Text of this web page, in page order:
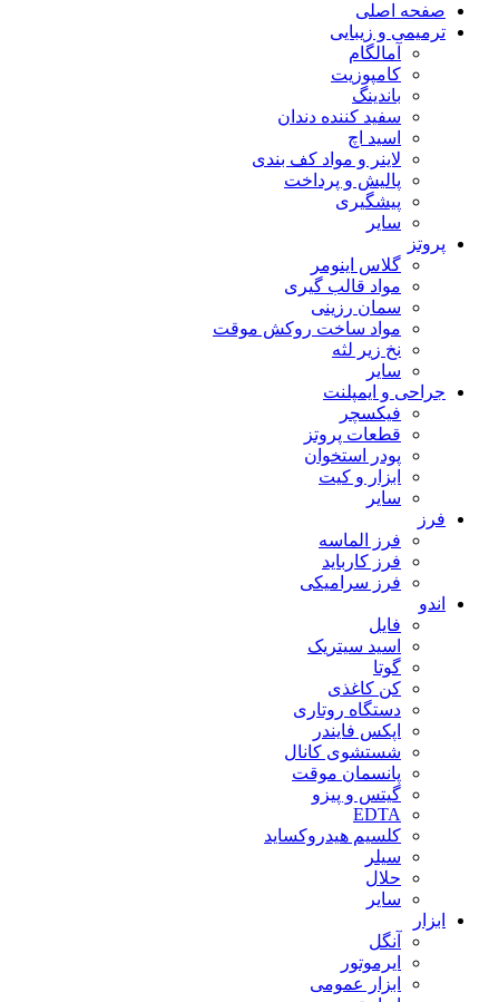
صفحه اصلی
ترمیمی و زیبایی
آمالگام
کامپوزیت
باندینگ
سفید کننده دندان
اسید اچ
لاینر و مواد کف بندی
پالیش و پرداخت
پیشگیری
سایر
پروتز
گلاس اینومر
مواد قالب گیری
سمان رزینی
مواد ساخت روکش موقت
نخ زیر لثه
سایر
جراحی و ایمپلنت
فیکسچر
قطعات پروتز
پودر استخوان
ابزار و کیت
سایر
فرز
فرز الماسه
فرز کارباید
فرز سرامیکی
اندو
فایل
اسید سیتریک
گوتا
کن کاغذی
دستگاه روتاری
اپکس فایندر
شستشوی کانال
پانسمان موقت
گیتس و پیزو
EDTA
کلسیم هیدروکساید
سیلر
حلال
سایر
ابزار
آنگل
ایرموتور
ابزار عمومی